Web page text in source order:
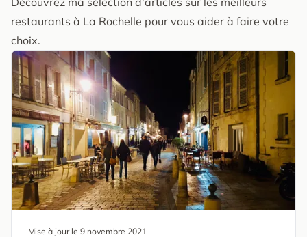
restaurants à La Rochelle pour vous aider à faire votre
choix.
Mise à jour le 9 novembre 2021